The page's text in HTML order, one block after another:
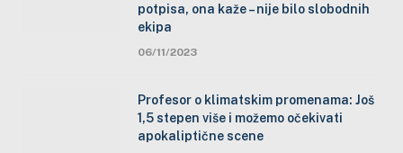
potpisa, ona kaže – nije bilo slobodnih
ekipa
06/11/2023
Profesor o klimatskim promenama: Još
1,5 stepen više i možemo očekivati
apokaliptične scene